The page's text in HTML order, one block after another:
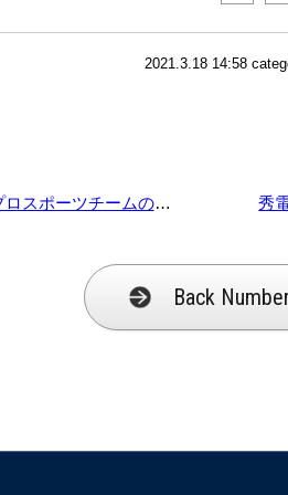
2021.3.18 14:58
チームの挑戦 with 秀電社！
秀電
Back